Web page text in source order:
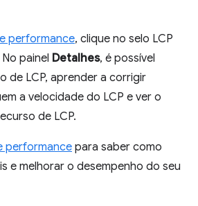
performance, clique no selo LCP
No painel Detalhes, é possível
de LCP, aprender a corrigir
a velocidade do LCP e ver o
de LCP.
performance para saber como
e melhorar o desempenho do seu